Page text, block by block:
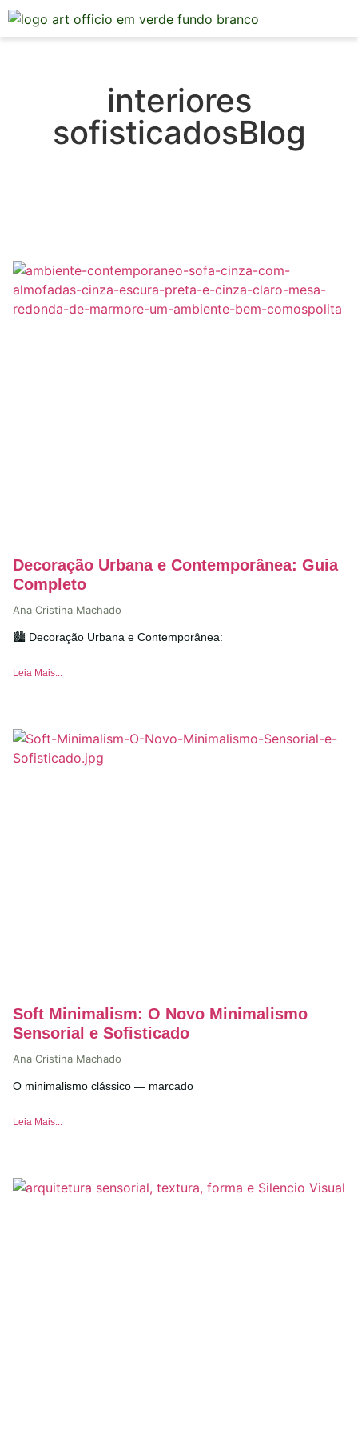
interiores
sofisticadosBlog
Decoração Urbana e Contemporânea: Guia
Completo
Ana Cristina Machado
🏙️ Decoração Urbana e Contemporânea:
Leia Mais...
Soft Minimalism: O Novo Minimalismo
Sensorial e Sofisticado
Ana Cristina Machado
O minimalismo clássico — marcado
Leia Mais...